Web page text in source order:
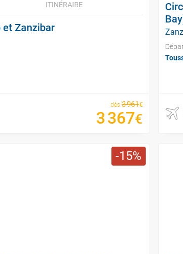
ITINÉRAIRE
et Zanzibar
dès 3961€
3367€
15